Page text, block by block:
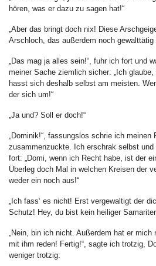
hören, was er dazu zu sagen hat!“
„Aber das bringt doch nix! Diese
Arschloch, das außerdem noch gewalttätig
„Das mag ja alles sein!“, fuhr ich fort und
meiner Sache ziemlich sicher: „Ich
hasst sich deshalb selbst am meisten.
der sich um!“
„Ja und? Soll er doch!“
„Dominik!“, fassungslos schrie ich meinen
zusammenzuckte. Ich erschrak selbst und
fort: „Domi, wenn ich Recht habe, ist der
Überleg doch Mal in welchen Kreisen der
weder ein noch aus!“
„Ich fass‘ es nicht! Erst vergewaltigt der
Schutz! Hey, du bist kein heiliger
„Nein, bin ich nicht. Außerdem hat er mich
mit ihm reden! Fertig!“, sagte ich trotzig,
weniger trotzig: